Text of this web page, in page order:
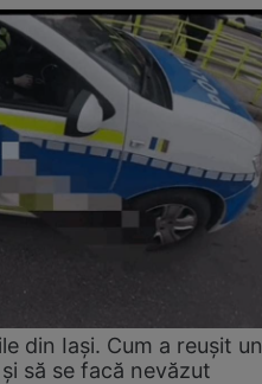
din Iași. Cum a reușit un
să se facă nevăzut